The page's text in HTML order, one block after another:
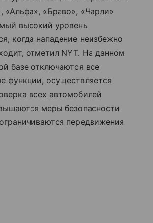
«Альфа», «Браво», «Чарли»
высокий уровень
когда нападение неизбежно
отметил NYT. На данном
базе отключаются все
функции, осуществляется
всех автомобилей
меры безопасности
передвижения